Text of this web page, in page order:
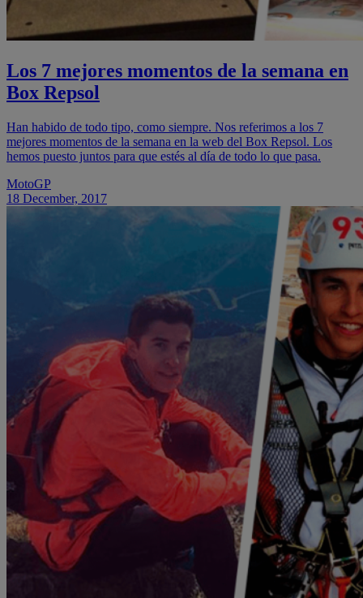
Los 7 mejores momentos de la semana en
Box Repsol
Han habido de todo tipo, como siempre. Nos referimos a los 7
mejores momentos de la semana en la web del Box Repsol. Los
hemos puesto juntos para que estés al día de todo lo que pasa.
MotoGP
18 December, 2017